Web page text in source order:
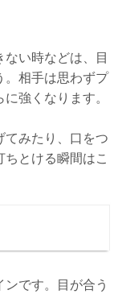
い時などは、目
。相手は思わずプ
強くなります。
みたり、口をつ
とける瞬間はこ
です。目が合う